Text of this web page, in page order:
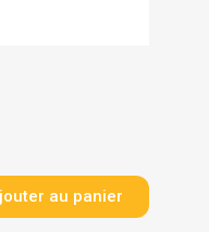
au panier